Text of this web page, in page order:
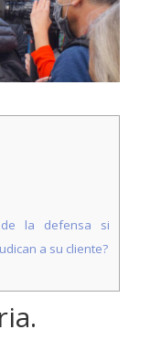
la defensa si
a su cliente?